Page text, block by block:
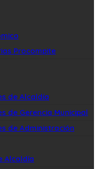
Procompite
de Alcaldía
de Gerencia Municipal
de Administración
Alcaldía